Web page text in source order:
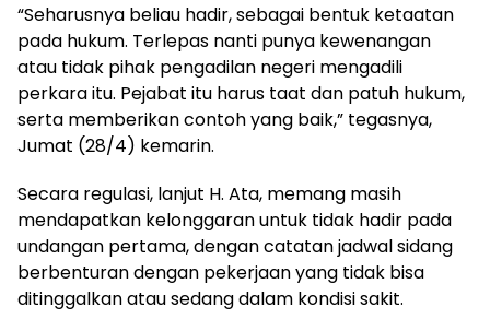
“Seharusnya beliau hadir, sebagai bentuk ketaatan
pada hukum. Terlepas nanti punya kewenangan
atau tidak pihak pengadilan negeri mengadili
perkara itu. Pejabat itu harus taat dan patuh hukum,
serta memberikan contoh yang baik,” tegasnya,
Jumat (28/4) kemarin.
Secara regulasi, lanjut H. Ata, memang masih
mendapatkan kelonggaran untuk tidak hadir pada
undangan pertama, dengan catatan jadwal sidang
berbenturan dengan pekerjaan yang tidak bisa
ditinggalkan atau sedang dalam kondisi sakit.